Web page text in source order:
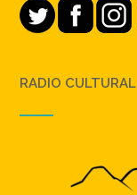
RADIO CULTURAL